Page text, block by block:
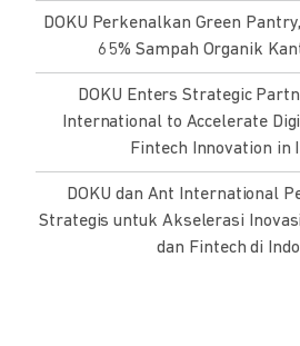
DOKU Perkenalkan Green
65% Sampah Organik
DOKU Enters Strategic
International to Accelerate
Fintech Innovation in
DOKU dan Ant International
Strategis untuk Akselerasi
dan Fintech di